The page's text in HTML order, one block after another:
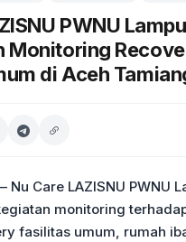
PWNU
Monitoring
di Aceh
Care LAZISNU PWNU
monitoring
fasilitas umum, rumah